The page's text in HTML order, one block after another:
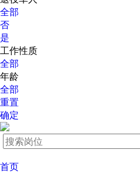
全部
否
是
工作性质
全部
年龄
全部
重置
确定
首页